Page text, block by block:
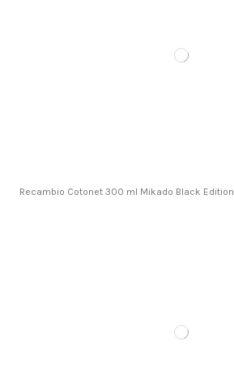
Recambio Cotonet 300 ml Mikado Black Edition